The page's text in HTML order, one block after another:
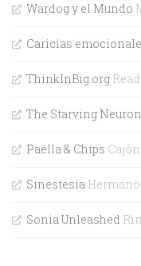
Wardog y el Mundo
Caricias
ThinkInBig.org
The Starving Neuron
Paella & Chips
Sinestesia
Sonia Unleashed